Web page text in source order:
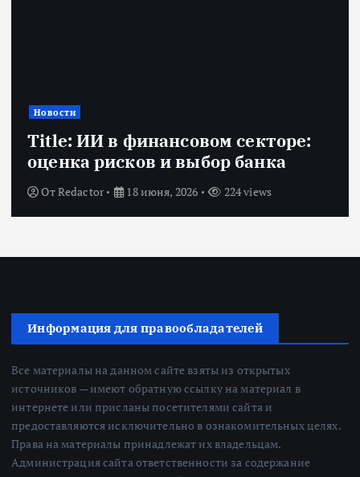
Новости
Title: ИИ в финансовом секторе:
оценка рисков и выбор банка
ОтRedactor 18 июня, 2026 224 views
Информация для правообладателей
Все материалы на данном сайте взяты из открытых
источников — имеют обратную ссылку на материал в
интернете или присланы посетителями сайта и
предоставляются исключительно в ознакомительных целях.
Права на материалы принадлежат их владельцам.
Администрация сайта ответственности за содержание